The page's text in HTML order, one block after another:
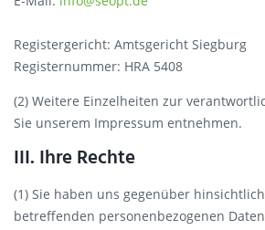
Registergericht: Amtsgericht Siegburg
Registernummer: HRA 5408
(2) Weitere Einzelheiten zur
Sie unserem Impressum entnehmen.
III. Ihre Rechte
(1) Sie haben uns gegenüber
betreffenden personenbezogenen